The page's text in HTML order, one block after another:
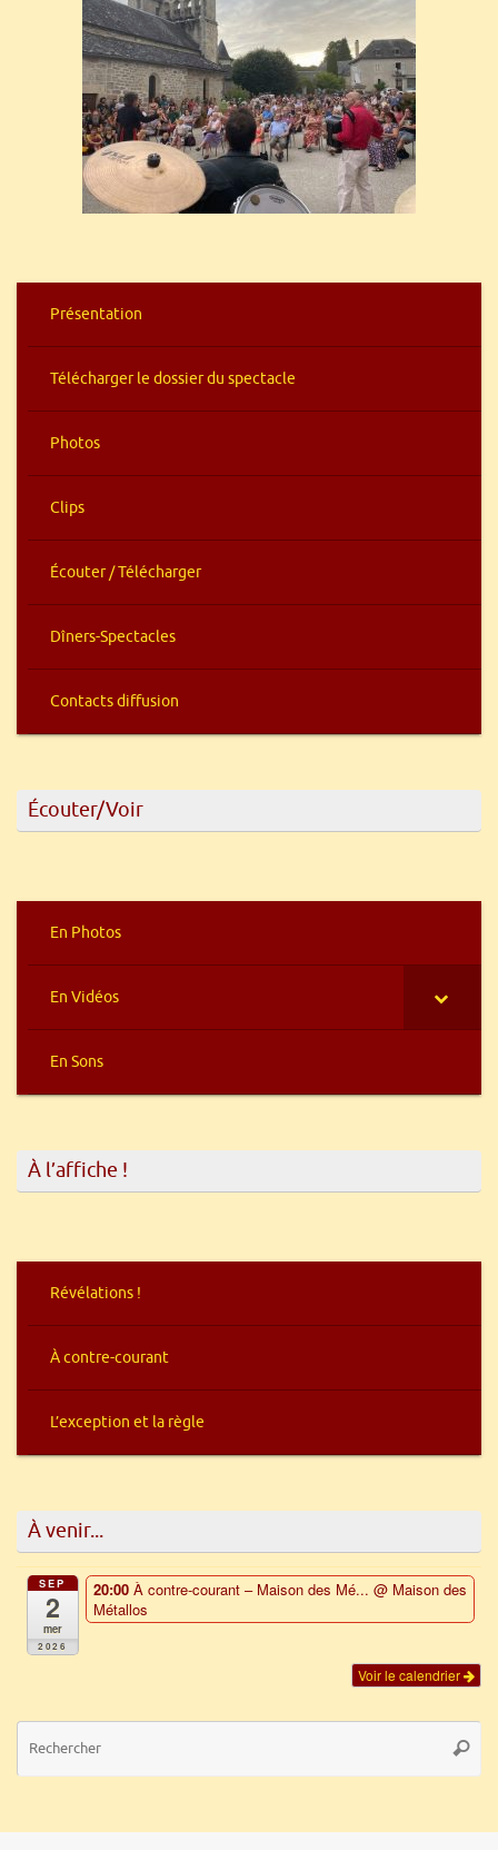
Présentation
Télécharger le dossier du spectacle
Photos
Clips
Écouter / Télécharger
Dîners-Spectacles
Contacts diffusion
Écouter/Voir
En Photos
En Vidéos
En Sons
À l’affiche !
Révélations !
À contre-courant
L’exception et la règle
À venir...
SEP
2
mer
2026
20:00 À contre-courant – Maison des Mé... @ Maison des
Métallos
Voir le calendrier
: